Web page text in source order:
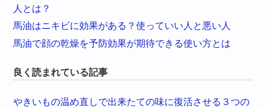
人とは？
馬油はニキビに効果がある？使っていい人と悪い人
馬油で顔の乾燥を予防効果が期待できる使い方とは
良く読まれている記事
やきいもの温め直しで出来たての味に復活させる３つの